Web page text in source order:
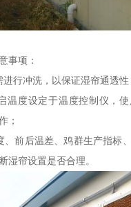
事项：
行冲洗，以保证湿帘通透性
温度设定于温度控制仪，
；
、前后温差、鸡群生产指标
湿帘设置是否合理。